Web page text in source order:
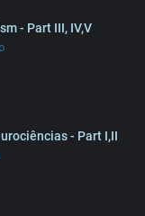
- Part III, IV,V
- Part I,II